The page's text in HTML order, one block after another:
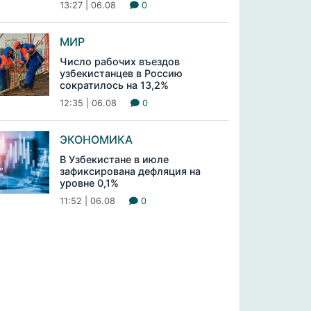
13:27 | 06.08 0
МИР
Число рабочих въездов
узбекистанцев в Россию
сократилось на 13,2%
12:35 | 06.08 0
ЭКОНОМИКА
В Узбекистане в июле
зафиксирована дефляция на
уровне 0,1%
11:52 | 06.08 0